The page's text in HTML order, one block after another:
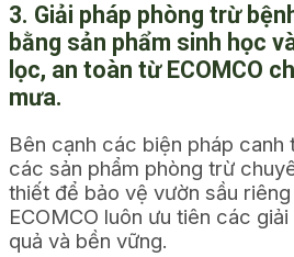
3. Giải pháp phòng trừ
bằng sản phẩm sinh học
lọc, an toàn từ ECOMCO
mưa.
Bên cạnh các biện pháp
các sản phẩm phòng trừ
thiết để bảo vệ vườn sầu
ECOMCO luôn ưu tiên các
quả và bền vững.